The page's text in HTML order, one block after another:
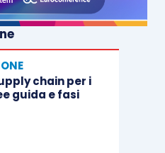
chain per i
guida e fasi